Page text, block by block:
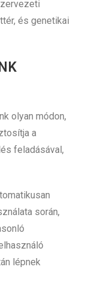
és genetikai
olyan módon,
a
feladásával,
során,
lépnek